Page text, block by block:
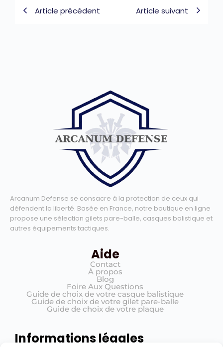
Article précédent Article suivant
Arcanum Defense se consacre à la protection de ceux qui
défendent la liberté. Basée en France, notre boutique en ligne
propose une sélection gilets pare-balle, casques balistique et
autres équipements tactiques.
Aide
Contact
À propos
Blog
Foire Aux Questions
Guide de choix de votre casque balistique
Guide de choix de votre gilet pare-balle
Guide de choix de votre plaque
Informations légales